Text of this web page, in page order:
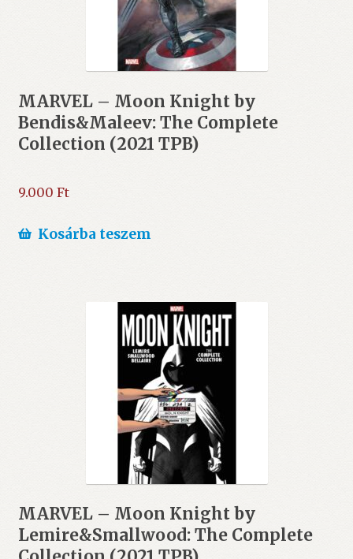
MARVEL – Moon Knight by
Bendis&Maleev: The Complete
Collection (2021 TPB)
9.000 Ft
Kosárba teszem
MARVEL – Moon Knight by
Lemire&Smallwood: The Complete